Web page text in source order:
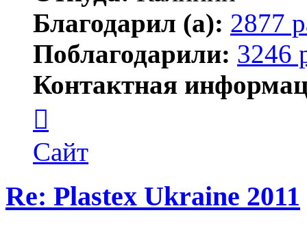
Благодарил (а): 2877
Поблагодарили: 3246
Контактная
пользователя
Maks42
Сайт
Re: Plastex Ukraine 2011